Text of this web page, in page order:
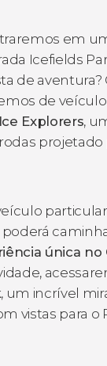
em
Icefields
de
de
Ice Explorers,
projetado
poderá
única no
, um incrível
vistas para o